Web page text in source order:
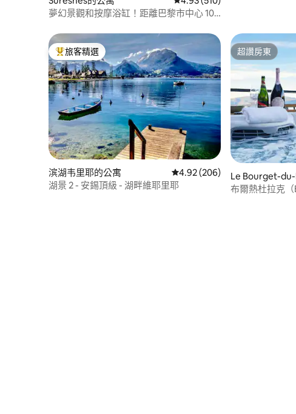
夢幻景觀和按摩浴缸！距離巴黎市中心 10
旅客精選榜首
旅客精選
滨湖韦里耶的公寓 從 206 則評價中獲得 4.92 的
4.92 (206)
湖景 2 - 安錫頂級 - 湖畔維耶里耶
超讚房東
超讚房東
Le Bourget-
布爾熱杜拉克